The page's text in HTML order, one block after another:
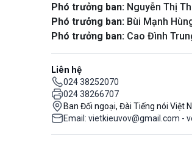
Phó trưởng ban: Nguyễn Thị
Phó trưởng ban: Bùi Mạnh
Phó trưởng ban: Cao Đình
Liên hệ
024 38252070
024 38266707
Ban Đối ngoại, Đài Tiếng nói Việt
Email: vietkieuvov@gmail.com -